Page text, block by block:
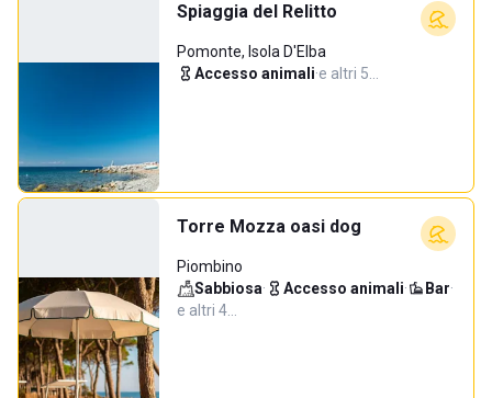
Spiaggia del Relitto
Pomonte, Isola D'Elba
Accesso animali·e altri 5…
Torre Mozza oasi dog
Piombino
Sabbiosa· Accesso animali· Bar·
e altri 4…